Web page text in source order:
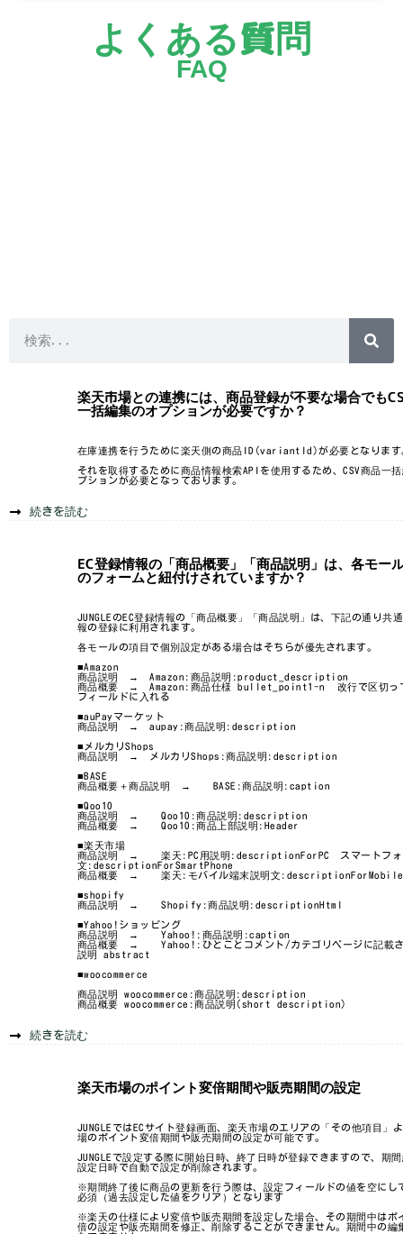
よくある質問
FAQ
楽天市場との連携には、商品登録が不要な場合でも
一括編集のオプションが必要ですか？
在庫連携を行うために楽天側の商品ID(variantId)が必要となります
それを取得するために商品情報検索APIを使用するため、CSV商品一
プションが必要となっております。
続きを読む
EC登録情報の「商品概要」「商品説明」は、各モー
のフォームと紐付けされていますか？
JUNGLEのEC登録情報の「商品概要」「商品説明」は、下記の通り共
報の登録に利用されます。
各モールの項目で個別設定がある場合はそちらが優先されます。
■Amazon
商品説明 → Amazon:商品説明:product_description
商品概要 → Amazon:商品仕様 bullet_point1-n 改行で区切っ
フィールドに入れる
■auPayマーケット
商品説明 → aupay:商品説明:description
■メルカリShops
商品説明 → メルカリShops:商品説明:description
■BASE
商品概要＋商品説明 → BASE:商品説明:caption
■Qoo10
商品説明 → Qoo10:商品説明:description
商品概要 → Qoo10:商品上部説明:Header
■楽天市場
商品説明 → 楽天:PC用説明:descriptionForPC スマートフォ
文:descriptionForSmartPhone
商品概要 → 楽天:モバイル端末説明文:descriptionForMobile
■shopify
商品説明 → Shopify:商品説明:descriptionHtml
■Yahoo!ショッピング
商品説明 → Yahoo!:商品説明:caption
商品概要 → Yahoo!:ひとことコメント/カテゴリページに記載さ
説明 abstract
■woocommerce
商品説明 woocommerce:商品説明:description
商品概要 woocommerce:商品説明(short description)
続きを読む
楽天市場のポイント変倍期間や販売期間の設定
JUNGLEではECサイト登録画面、楽天市場のエリアの「その他項目」
場のポイント変倍期間や販売期間の設定が可能です。
JUNGLEで設定する際に開始日時、終了日時が登録できますので、期
設定日時で自動で設定が削除されます。
※期間終了後に商品の更新を行う際は、設定フィールドの値を空にし
必須（過去設定した値をクリア）となります
※楽天の仕様により変倍や販売期間を設定した場合、その期間中はポ
倍の設定や販売期間を修正、削除することができません。期間中の編